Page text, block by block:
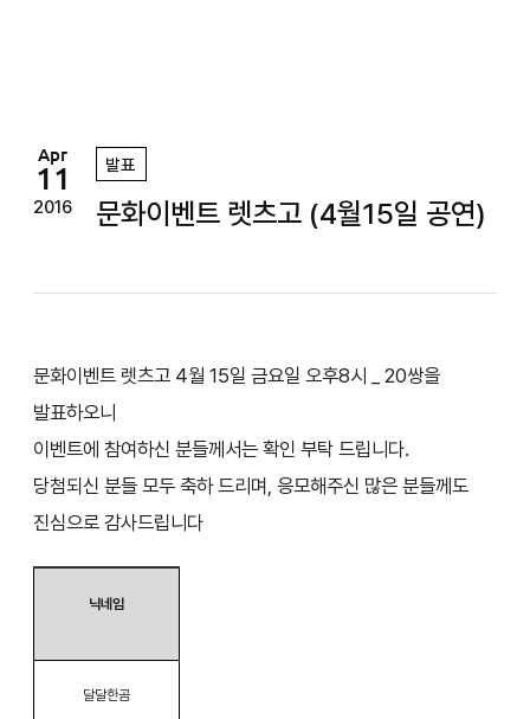
Apr
11
2016
발표
문화이벤트 렛츠고 (4월15일 공연)
문화이벤트 렛츠고 4월 15일 금요일 오후8시 _ 20쌍을
발표하오니
이벤트에 참여하신 분들께서는 확인 부탁 드립니다.
당첨되신 분들 모두 축하 드리며, 응모해주신 많은 분들께도
진심으로 감사드립니다
닉네임
달달한곰